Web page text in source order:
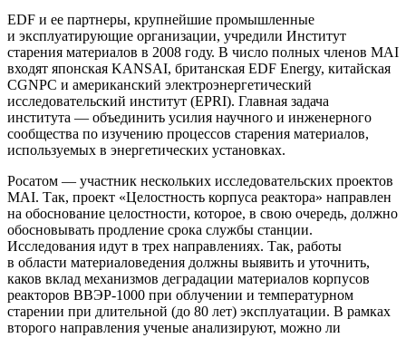
EDF и ее партнеры, крупнейшие промышленные
и эксплуатирующие организации, учредили Институт
старения материалов в 2008 году. В число полных членов MAI
входят японская KANSAI, британская EDF Energy, китайская
CGNPC и американский электроэнергетический
исследовательский институт (EPRI). Главная задача
института — ​объединить усилия научного и инженерного
сообщества по изучению процессов старения материалов,
используемых в энергетических установках.
Росатом — ​участник нескольких исследовательских проектов
MAI. Так, проект «Целостность корпуса реактора» направлен
на обоснование целостности, которое, в свою очередь, должно
обосновывать продление срока службы станции.
Исследования идут в трех направлениях. Так, работы
в области материаловедения должны выявить и уточнить,
каков вклад механизмов деградации материалов корпусов
реакторов ВВЭР‑1000 при облучении и температурном
старении при длительной (до 80 лет) эксплуатации. В рамках
второго направления ученые анализируют, можно ли